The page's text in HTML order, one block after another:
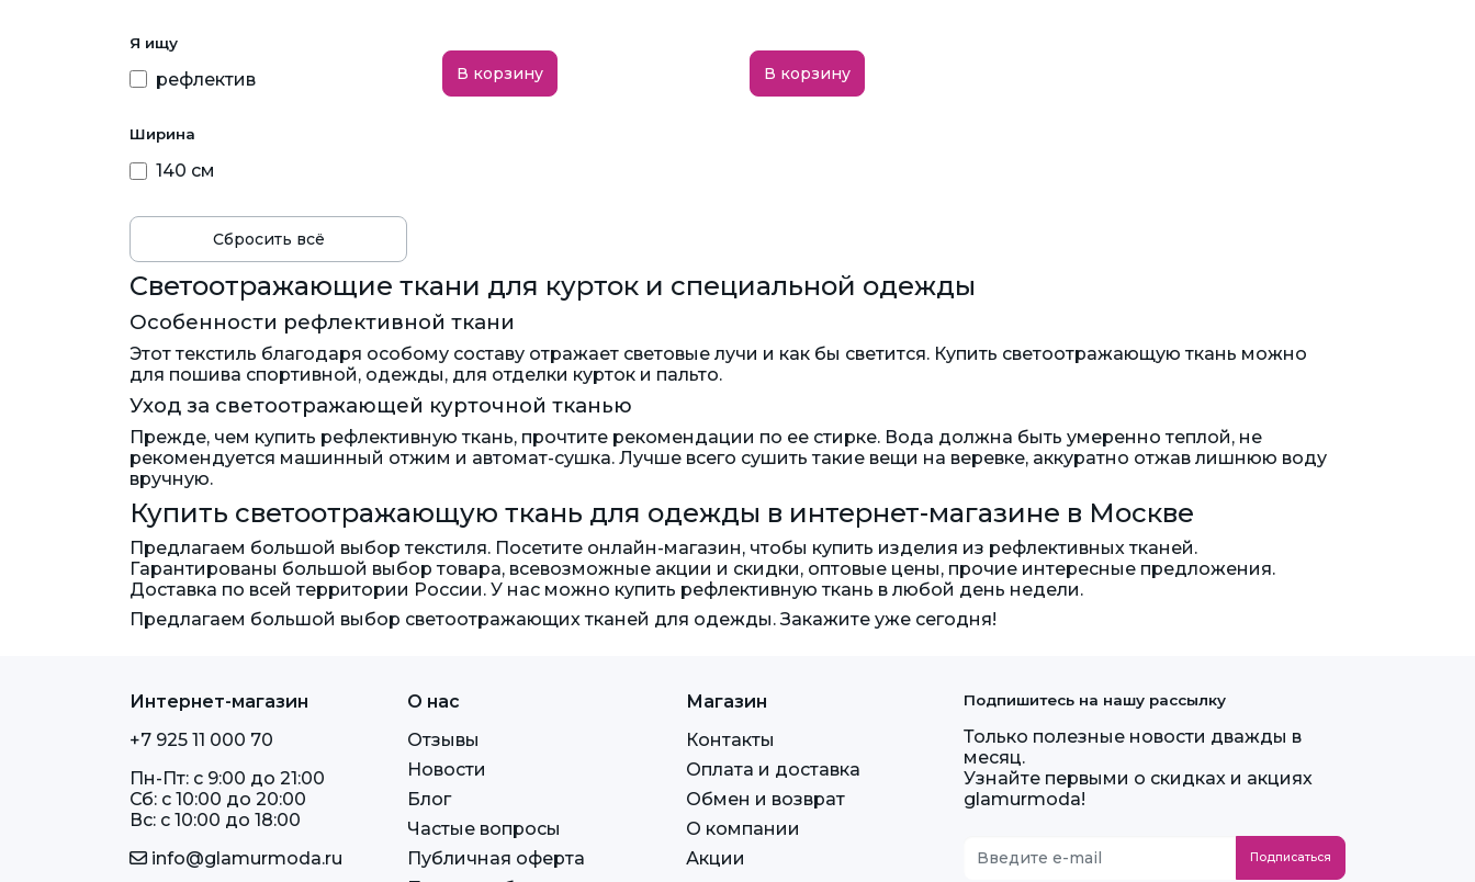
Я ищу
рефлектив
Ширина
140 см
Сбросить всё
В корзину В корзину
Светоотражающие ткани для курток и специальной одежды
Особенности рефлективной ткани
Этот текстиль благодаря особому составу отражает световые лучи и как бы светится. Купить светоотражающую ткань можно
для пошива спортивной, одежды, для отделки курток и пальто.
Уход за светоотражающей курточной тканью
Прежде, чем купить рефлективную ткань, прочтите рекомендации по ее стирке. Вода должна быть умеренно теплой, не
рекомендуется машинный отжим и автомат-сушка. Лучше всего сушить такие вещи на веревке, аккуратно отжав лишнюю воду
вручную.
Купить светоотражающую ткань для одежды в интернет-магазине в Москве
Предлагаем большой выбор текстиля. Посетите онлайн-магазин, чтобы купить изделия из рефлективных тканей.
Гарантированы большой выбор товара, всевозможные акции и скидки, оптовые цены, прочие интересные предложения.
Доставка по всей территории России. У нас можно купить рефлективную ткань в любой день недели.
Предлагаем большой выбор светоотражающих тканей для одежды. Закажите уже сегодня!
Интернет-магазин
+7 925 11 000 70
Пн-Пт: c 9:00 до 21:00
Сб: c 10:00 до 20:00
Вс: c 10:00 до 18:00
info@glamurmoda.ru
О нас
Отзывы
Новости
Блог
Частые вопросы
Публичная оферта
Магазин
Контакты
Оплата и доставка
Обмен и возврат
О компании
Акции
Подпишитесь на нашу рассылку
Только полезные новости дважды в
месяц.
Узнайте первыми о скидках и акциях
glamurmoda!